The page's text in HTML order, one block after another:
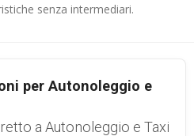
senza intermediari.
per Autonoleggio e
a Autonoleggio e Taxi